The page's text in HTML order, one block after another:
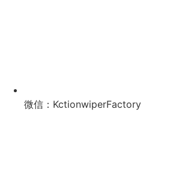
微信：KctionwiperFactory